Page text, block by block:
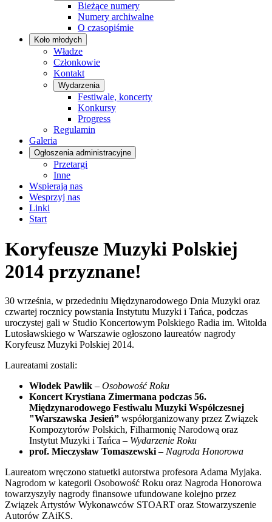
Bieżące numery
Numery archiwalne
O czasopiśmie
Koło młodych
Władze
Członkowie
Kontakt
Wydarzenia
Festiwale, koncerty
Konkursy
Progress
Regulamin
Galeria
Ogłoszenia administracyjne
Przetargi
Inne
Wspierają nas
Wesprzyj nas
Linki
Start
Koryfeusze Muzyki Polskiej
2014 przyznane!
30 września, w przededniu Międzynarodowego Dnia Muzyki oraz
czwartej rocznicy powstania Instytutu Muzyki i Tańca, podczas
uroczystej gali w Studio Koncertowym Polskiego Radia im. Witolda
Lutosławskiego w Warszawie ogłoszono laureatów nagrody
Koryfeusz Muzyki Polskiej 2014.
Laureatami zostali:
Włodek Pawlik – Osobowość Roku
Koncert Krystiana Zimermana podczas 56.
Międzynarodowego Festiwalu Muzyki Współczesnej
"Warszawska Jesień” współorganizowany przez Związek
Kompozytorów Polskich, Filharmonię Narodową oraz
Instytut Muzyki i Tańca – Wydarzenie Roku
prof. Mieczysław Tomaszewski – Nagroda Honorowa
Laureatom wręczono statuetki autorstwa profesora Adama Myjaka.
Nagrodom w kategorii Osobowość Roku oraz Nagroda Honorowa
towarzyszyły nagrody finansowe ufundowane kolejno przez
Związek Artystów Wykonawców STOART oraz Stowarzyszenie
Autorów ZAiKS.